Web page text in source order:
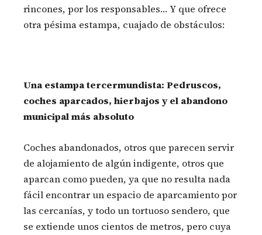
rincones, por los responsables… Y que ofrece
otra pésima estampa, cuajado de obstáculos:
Una estampa tercermundista: Pedruscos,
coches aparcados, hierbajos y el abandono
municipal más absoluto
Coches abandonados, otros que parecen servir
de alojamiento de algún indigente, otros que
aparcan como pueden, ya que no resulta nada
fácil encontrar un espacio de aparcamiento por
las cercanías, y todo un tortuoso sendero, que
se extiende unos cientos de metros, pero cuya